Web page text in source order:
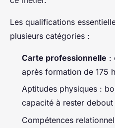
Les qualifications
plusieurs catégories :
Carte professionnelle :
après formation de 175
Aptitudes physiques :
capacité à rester
Compétences